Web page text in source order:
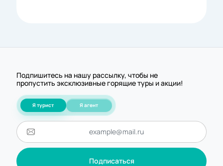
Подпишитесь на нашу рассылку, чтобы не
пропустить эксклюзивные горящие туры и акции!
Я турист Я агент
Подписаться